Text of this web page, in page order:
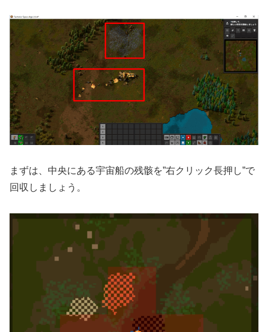
まずは、中央にある宇宙船の残骸を”右クリック長押し”で
回収しましょう。